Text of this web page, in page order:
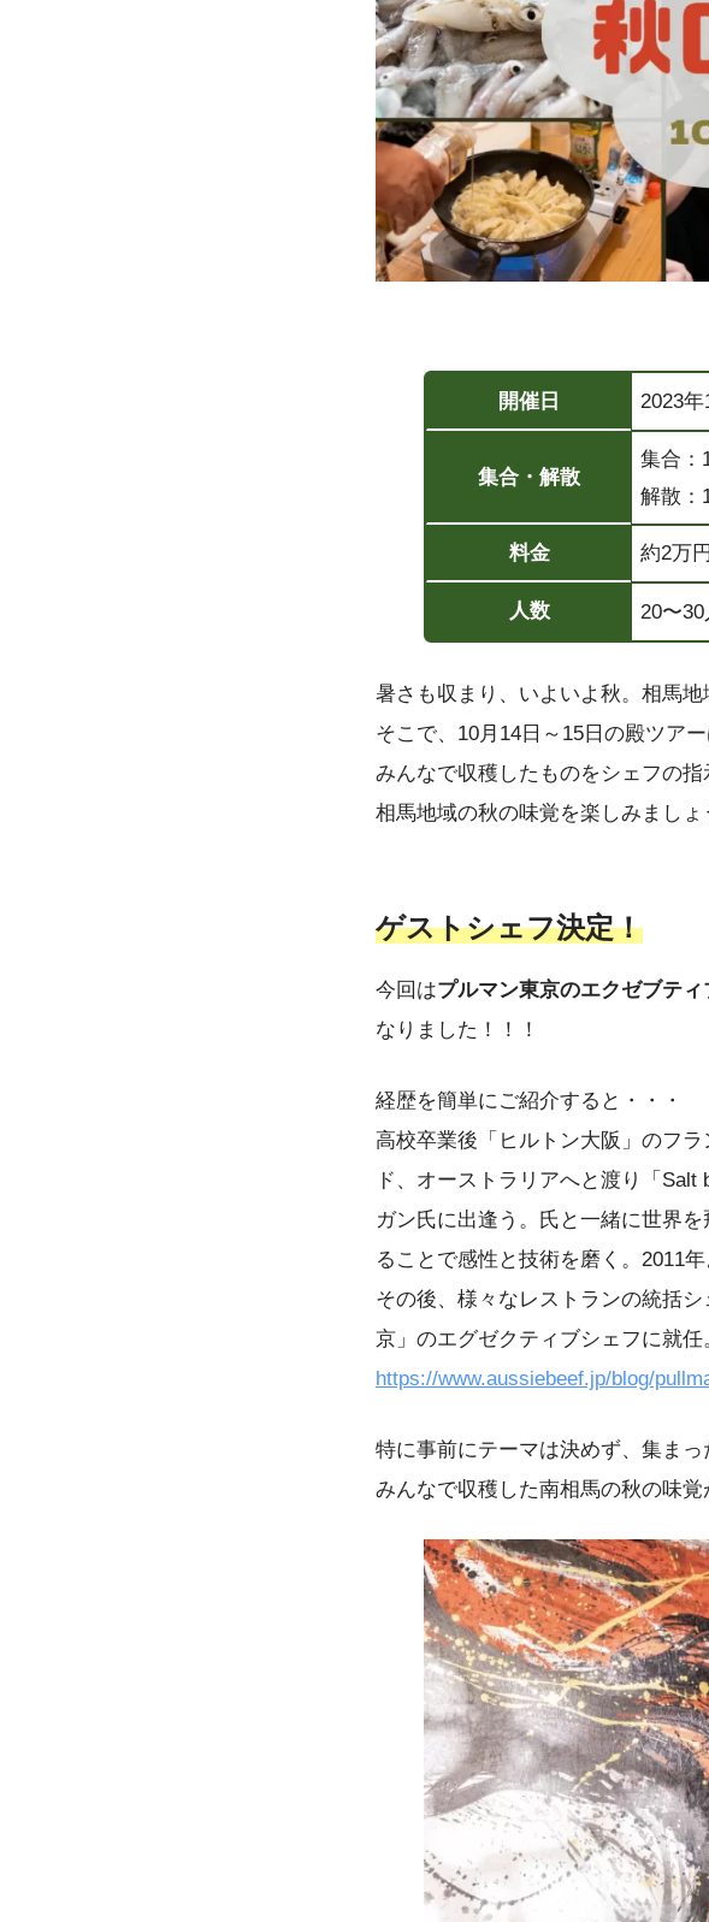
開催日 2023年
集合・解散
集合：
解散：
料金 約2万円
人数 20〜
暑さも収まり、いよいよ秋。相馬地
そこで、10月14日～15日の殿ツア
みんなで収穫したものをシェフの
相馬地域の秋の味覚を楽しみましょ
ゲストシェフ決定！
今回はプルマン東京のエクゼブテ
なりました！！！
経歴を簡単にご紹介すると・・・
高校卒業後「ヒルトン大阪」のフ
ド、オーストラリアへと渡り「
ガン氏に出逢う。氏と一緒に世界
ることで感性と技術を磨く。2011
その後、様々なレストランの統括
京」のエグゼクティブシェフに就任
https://www.aussiebeef.jp/blog/
特に事前にテーマは決めず、集ま
みんなで収穫した南相馬の秋の味